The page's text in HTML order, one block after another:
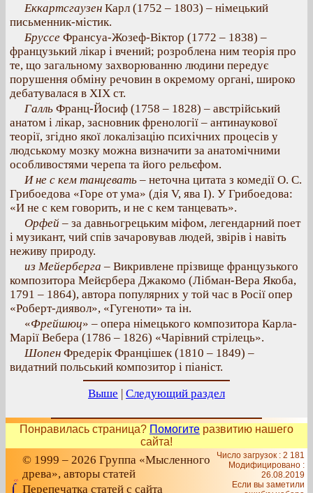
Еккартсгаузен Карл (1752 – 1803) – німецький
письменник-містик.
Бруссе Франсуа-Жозеф-Віктор (1772 – 1838) –
французький лікар і вчений; розроблена ним теорія про
те, що загальному захворюванню людини передує
порушення обміну речовин в окремому органі, широко
дебатувалася в XIX ст.
Галль Франц-Йосиф (1758 – 1828) – австрійський
анатом і лікар, засновник френології – антинаукової
теорії, згідно якої локалізацію психічних процесів у
людському мозку можна визначити за анатомічними
особливостями черепа та його рельєфом.
И не с кем танцевать – неточна цитата з комедії О. С.
Грибоедова «Горе от ума» (дія V, ява I). У Грибоедова:
«И не с кем говорить, и не с кем танцевать».
Орфей – за давньогрецьким міфом, легендарний поет
і музикант, чий спів зачаровував людей, звірів і навіть
неживу природу.
из Мейерберга – Викривлене прізвище французького
композитора Мейєрбера Джакомо (Лібман-Вера Якоба,
1791 – 1864), автора популярних у той час в Росії опер
«Роберт-диявол», «Гугеноти» та ін.
«Фрейшюц» – опера німецького композитора Карла-
Марії Вебера (1786 – 1826) «Чарівний стрілець».
Шопен Фредерік Францішек (1810 – 1849) –
видатний польський композитор і піаніст.
Выше | Следующий раздел
Понравилась страница? Помогите развитию нашего
сайта!
© 1999 – 2026 Группа «Мысленного
древа», авторы статей
Перепечатка статей с сайта
Число загрузок : 2 181
Модифицировано :
26.08.2019
Если вы заметили